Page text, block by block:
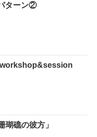
ターン②
瑚礁の彼方」